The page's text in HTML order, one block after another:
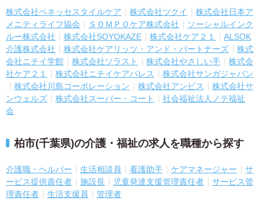
株式会社ベネッセスタイルケア 株式会社ツクイ
株式会社日本ア
メニティライフ協会
ＳＯＭＰＯケア株式会社
ソーシャルインク
ルー株式会社
株式会社SOYOKAZE 株式会社ケア２１
ALSOK
介護株式会社
株式会社ケアリッツ・アンド・パートナーズ
株式
会社ニチイ学館
株式会社ソラスト 株式会社やさしい手
株式会
社ケア２１
株式会社ニチイケアパレス
株式会社サンガジャパン
株式会社川島コーポレーション
株式会社アンビス
株式会社サ
ンウェルズ
株式会社スーパー・コート
社会福祉法人ノテ福祉
会
柏市(千葉県)の介護・福祉の求人を職種から探す
介護職・ヘルパー 生活相談員 看護助手 ケアマネージャー
サ
ービス提供責任者
施設長 児童発達支援管理責任者
サービス管
理責任者
生活支援員 管理者